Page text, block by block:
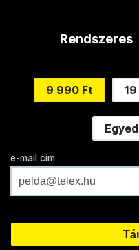
Rendszeres
9 990 Ft
e-mail cím